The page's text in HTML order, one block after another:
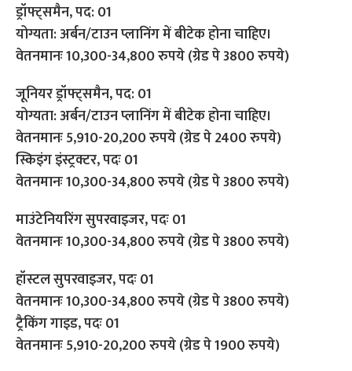
ड्रॉफ्ट्समैन, पद: 01
योग्यता: अर्बन/टाउन प्लानिंग में बीटेक होना चाहिए।
वेतनमानः 10,300-34,800 रुपये (ग्रेड पे 3800 रुपये)
जूनियर ड्रॉफ्ट्समैन, पद: 01
योग्यता: अर्बन/टाउन प्लानिंग में बीटेक होना चाहिए।
वेतनमानः 5,910-20,200 रुपये (ग्रेड पे 2400 रुपये)
स्किइंग इंस्ट्रक्टर, पदः 01
वेतनमानः 10,300-34,800 रुपये (ग्रेड पे 3800 रुपये)
माउंटेनियरिंग सुपरवाइजर, पदः 01
वेतनमानः 10,300-34,800 रुपये (ग्रेड पे 3800 रुपये)
हॉस्टल सुपरवाइजर, पदः 01
वेतनमानः 10,300-34,800 रुपये (ग्रेड पे 3800 रुपये)
ट्रैकिंग गाइड, पदः 01
वेतनमानः 5,910-20,200 रुपये (ग्रेड पे 1900 रुपये)